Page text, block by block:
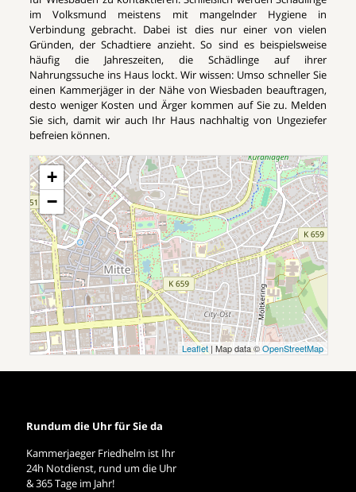
im Volksmund meistens mit mangelnder Hygiene in
Verbindung gebracht. Dabei ist dies nur einer von vielen
Gründen, der Schadtiere anzieht. So sind es beispielsweise
häufig die Jahreszeiten, die Schädlinge auf ihrer
Nahrungssuche ins Haus lockt. Wir wissen: Umso schneller Sie
einen Kammerjäger in der Nähe von Wiesbaden beauftragen,
desto weniger Kosten und Ärger kommen auf Sie zu. Melden
Sie sich, damit wir auch Ihr Haus nachhaltig von Ungeziefer
befreien können.
+
−
Leaflet | Map data ©OpenStreetMap
Rundum die Uhr für Sie da
Kammerjaeger Friedhelm ist Ihr
24h Notdienst, rund um die Uhr
& 365 Tage im Jahr!